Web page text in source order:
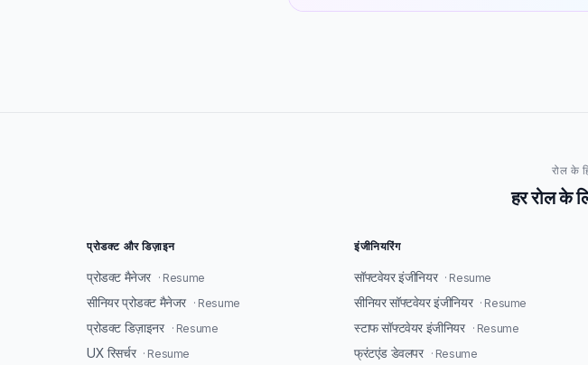
रोल के
हर रोल के
प्रोडक्ट और डिज़ाइन
प्रोडक्ट मैनेजर · Resume
सीनियर प्रोडक्ट मैनेजर · Resume
प्रोडक्ट डिज़ाइनर · Resume
UX रिसर्चर · Resume
इंजीनियरिंग
सॉफ्टवेयर इंजीनियर · Resume
सीनियर सॉफ्टवेयर इंजीनियर · Resume
स्टाफ सॉफ्टवेयर इंजीनियर · Resume
फ्रंटएंड डेवलपर · Resume